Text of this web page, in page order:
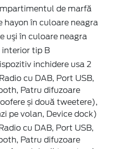
de marfă
hayon în culoare neagra
uşi în culoare neagra
tip B
inchidere usa 2
cu DAB, Port USB,
Patru difuzoare
și două tweetere),
pe volan, Device dock)
cu DAB, Port USB,
Patru difuzoare